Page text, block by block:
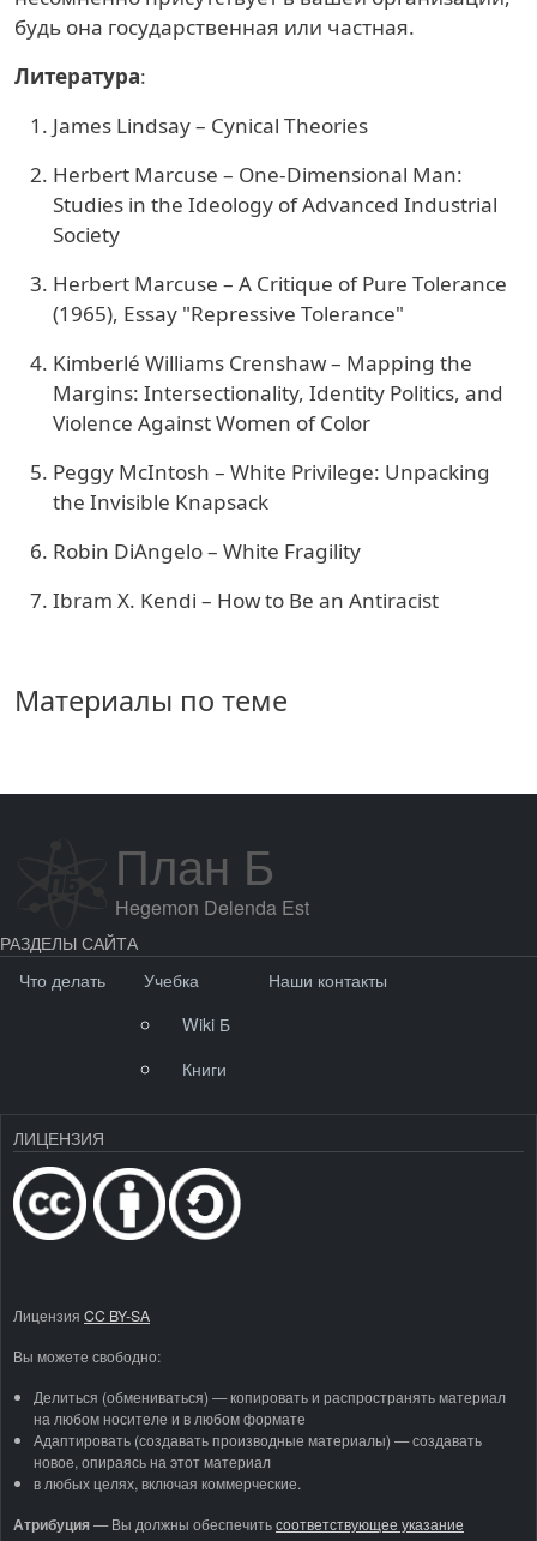
будь она государственная или частная.
Литература:
James Lindsay – Cynical Theories
Herbert Marcuse – One-Dimensional Man:
Studies in the Ideology of Advanced Industrial
Society
Herbert Marcuse – A Critique of Pure Tolerance
(1965), Essay "Repressive Tolerance"
Kimberlé Williams Crenshaw – Mapping the
Margins: Intersectionality, Identity Politics, and
Violence Against Women of Color
Peggy McIntosh – White Privilege: Unpacking
the Invisible Knapsack
Robin DiAngelo – White Fragility
Ibram X. Kendi – How to Be an Antiracist
Материалы по теме
План Б
Hegemon Delenda Est
РАЗДЕЛЫ САЙТА
Что делать
Учебка
Wiki Б
Книги
Наши контакты
ЛИЦЕНЗИЯ
Лицензия CC BY-SA
Вы можете свободно:
Делиться (обмениваться) — копировать и распространять материал
на любом носителе и в любом формате
Адаптировать (создавать производные материалы) — создавать
новое, опираясь на этот материал
в любых целях, включая коммерческие.
Атрибуция—Вы должны обеспечитьсоответствующее указание